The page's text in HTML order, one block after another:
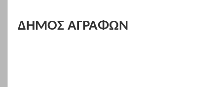
ΔΗΜΟΣ ΑΓΡΑΦΩΝ